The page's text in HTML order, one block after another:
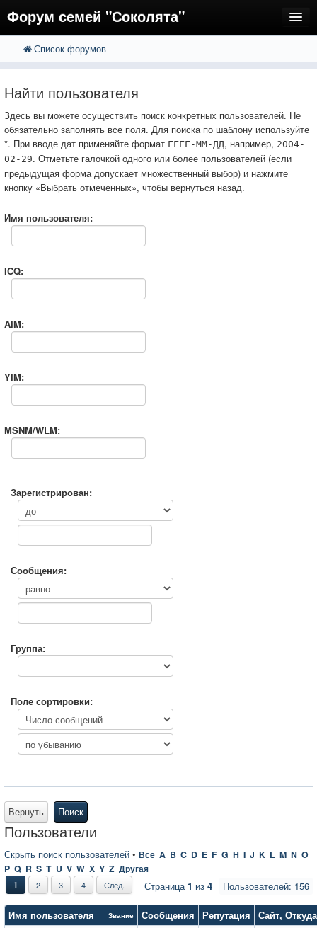
Форум семей "Соколята"
FAQ
Вход
Список форумов
Найти пользователя
Здесь вы можете осуществить поиск конкретных пользователей. Не
обязательно заполнять все поля. Для поиска по шаблону используйте
*. При вводе дат применяйте формат ГГГГ-ММ-ДД, например, 2004-
02-29. Отметьте галочкой одного или более пользователей (если
предыдущая форма допускает множественный выбор) и нажмите
кнопку «Выбрать отмеченных», чтобы вернуться назад.
Имя пользователя:
ICQ:
AIM:
YIM:
MSNM/WLM:
Зарегистрирован:
Сообщения:
Группа:
Поле сортировки:
Вернуть Поиск
Пользователи
Скрыть поиск пользователей • Все A B C D E F G H I J K L M N O
P Q R S T U V W X Y Z Другая
Пользователей: 156
1 2 3 4 След. Страница1 из 4
Имя пользователя Звание Сообщения Репутация Сайт, Откуда